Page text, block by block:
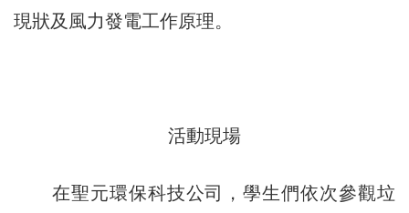
現狀及風力發電工作原理。
活動現場
在聖元環保科技公司，學生們依次參觀垃